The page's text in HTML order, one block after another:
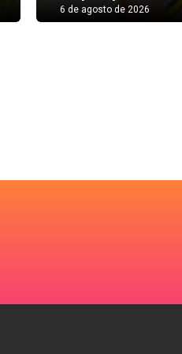
6 de agosto de 2026